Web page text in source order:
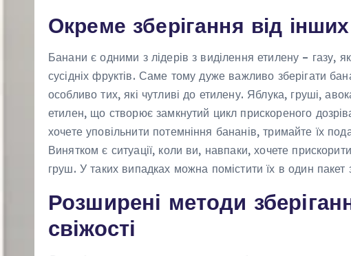
Окреме зберігання від
Банани є одними з лідерів з виділення етилену – газу,
сусідніх фруктів. Саме тому дуже важливо зберігати
особливо тих, які чутливі до етилену. Яблука, груші,
етилен, що створює замкнутий цикл прискореного
хочете уповільнити потемніння бананів, тримайте їх
Винятком є ситуації, коли ви, навпаки, хочете
груш. У таких випадках можна помістити їх в один
Розширені методи
свіжості